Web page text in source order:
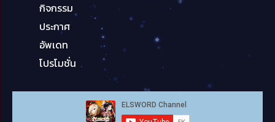
กิจกรรม
ประกาศ
อัพเดท
โปรโมชั่น